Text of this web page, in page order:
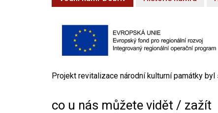
Projekt revitalizace národní kulturní památky
co u nás můžete vidět / zažít